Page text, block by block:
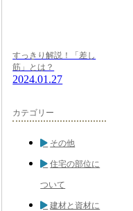
すっきり解説！「差し
筋」とは？
2024.01.27
カテゴリー
その他
住宅の部位に
ついて
建材と資材に